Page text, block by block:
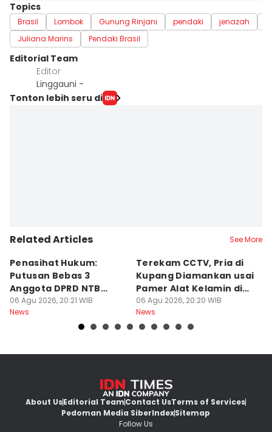
Topics
Brasil Lombok Gunung Rinjani pendaki jenazah
Juliana Marins
Pendaki Brasil
Editorial Team
Editor
Linggauni -
Tonton lebih seru di
Related Articles See More
Penasihat Hukum:
Putusan Bebas 3
Anggota DPRD NTB
Bersifat Final
06 Agu 2026, 20:21 WIB
News
Terekam CCTV, Pria di
Kupang Diamankan usai
Pamer Alat Kelamin di
Kios
06 Agu 2026, 20:20 WIB
News
About UsEditorial TeamContact UsTerms of Services
Pedoman Media SiberIndexSitemap
Follow Us